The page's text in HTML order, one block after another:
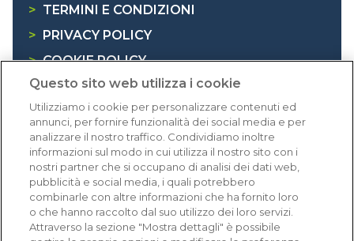
> TERMINI E CONDIZIONI
>
PRIVACY POLICY
> COOKIE POLICY
> INFORMATIVA RAEE
Dicono di noi
1.641 recensioni
Eccellente (4,8)
Acquisti verificati
Questo sito web utilizza i cookie
Utilizziamo i cookie per personalizzare contenuti ed
annunci, per fornire funzionalità dei social media e per
analizzare il nostro traffico. Condividiamo inoltre
informazioni sul modo in cui utilizza il nostro sito con i
nostri partner che si occupano di analisi dei dati web,
pubblicità e social media, i quali potrebbero
combinarle con altre informazioni che ha fornito loro
o che hanno raccolto dal suo utilizzo dei loro servizi.
Attraverso la sezione "Mostra dettagli" è possibile